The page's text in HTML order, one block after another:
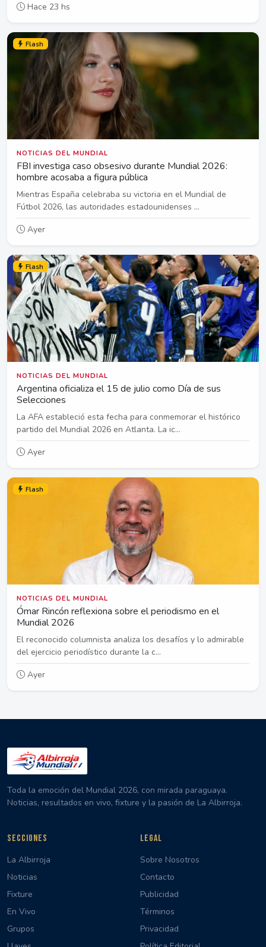
Hace 23 hs
Flash
NOTICIAS DEL MUNDIAL
FBI investiga caso obsesivo durante Mundial 2026:
hombre acosaba a figura pública
Mientras España celebraba su victoria en el Mundial de
Fútbol 2026, las autoridades estadounidenses ...
Ayer
Flash
NOTICIAS DEL MUNDIAL
Argentina oficializa el 15 de julio como Día de sus
Selecciones
La AFA estableció esta fecha para conmemorar el histórico
partido del Mundial 2026 en Atlanta. La ic...
Ayer
Flash
NOTICIAS DEL MUNDIAL
Ómar Rincón reflexiona sobre el periodismo en el
Mundial 2026
El reconocido columnista analiza los desafíos y lo admirable
del ejercicio periodístico durante la c...
Ayer
Toda la emoción del Mundial 2026, con mirada paraguaya.
Noticias, resultados en vivo, fixture y la pasión de La Albirroja.
SECCIONES
La Albirroja
Noticias
Fixture
En Vivo
Grupos
LEGAL
Sobre Nosotros
Contacto
Publicidad
Términos
Privacidad